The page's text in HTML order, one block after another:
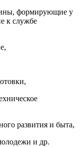
формирующие у
к службе
развития и быта,
и др.